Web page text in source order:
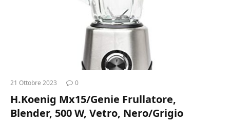
21 Ottobre 2023 0
H.Koenig Mx15/Genie Frullatore,
Blender, 500 W, Vetro, Nero/Grigio